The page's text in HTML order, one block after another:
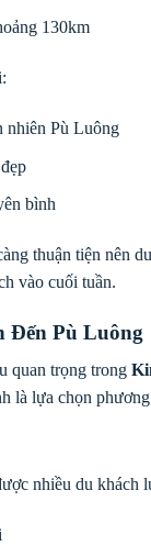
130km
nhiên Pù Luông
bình
thuận tiện nên
vào cuối tuần.
Đến Pù Luông
quan trọng trong
là lựa chọn
nhiều du khách